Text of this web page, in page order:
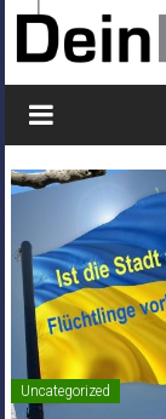
Uncategorized